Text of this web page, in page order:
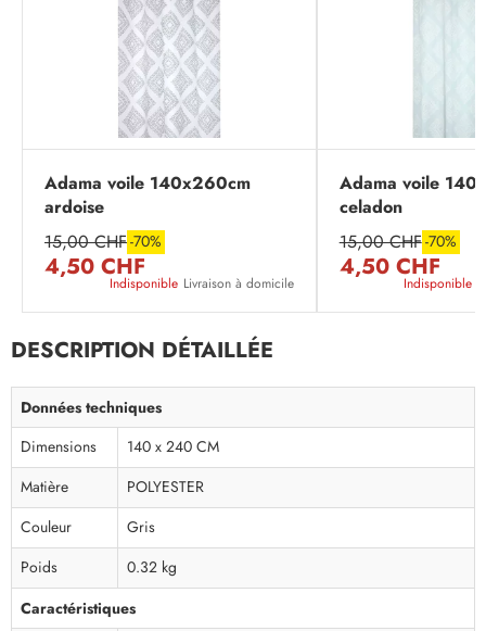
Adama voile 140x260cm
ardoise
15,00 CHF-70%
4,50 CHF
Indisponible Livraison à domicile
Adama voile
celadon
15,00 CHF-70%
4,50 CHF
Indisponible
DESCRIPTION DÉTAILLÉE
Données techniques
Dimensions
140 x 240 CM
Matière
POLYESTER
Couleur
Gris
Poids
0.32 kg
Caractéristiques